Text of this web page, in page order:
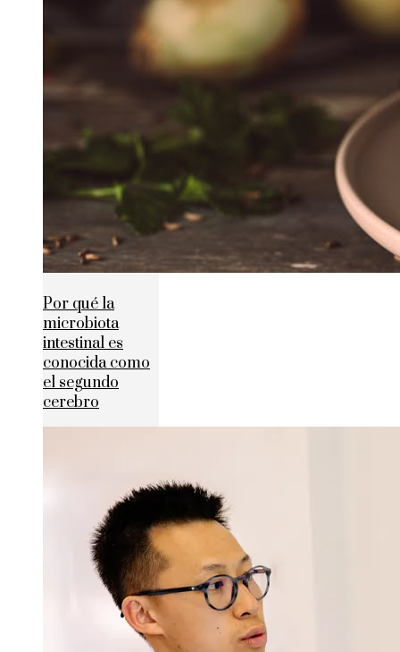
Por qué la
microbiota
intestinal es
conocida como
el segundo
cerebro